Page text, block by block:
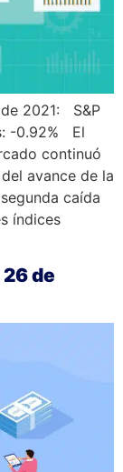
2021: S&P
-0.92% El
continuó
avance de la
caída
índices
de